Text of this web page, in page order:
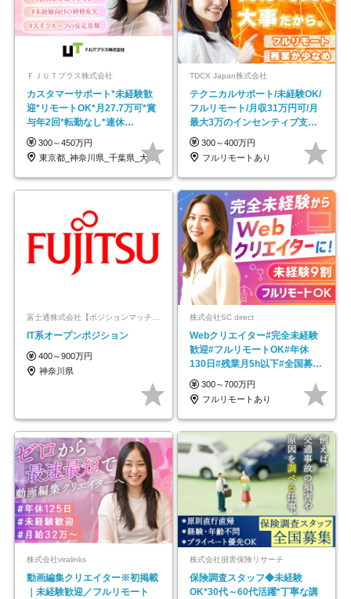
ＦＪＵＴプラス株式会社
カスタマーサポート*未経験歓
迎*リモートOK*月27.7万可*賞
与年2回*転勤なし*連休
OK/ZE010232
300～450万円
東京都_神奈川県_千葉県_大阪府_愛知県…
TDCX Japan株式会社
テクニカルサポート/未経験OK/
フルリモート/月収31万円可/月
最大3万のインセンティブ支給/
平均年齢33歳
300～400万円
フルリモートあり
富士通株式会社【ポジションマッチ登録】
IT系オープンポジション
400～900万円
神奈川県
株式会社SC direct
Webクリエイター#完全未経験
歓迎#フルリモートOK#年休
130日#残業月5h以下#全国募集
#最大1年の研修
300～700万円
フルリモートあり
株式会社viralinks
動画編集クリエイター※初掲載
｜未経験歓迎／フルリモート
株式会社損害保険リサーチ
保険調査スタッフ◆未経験
OK*30代～60代活躍*丁寧な講